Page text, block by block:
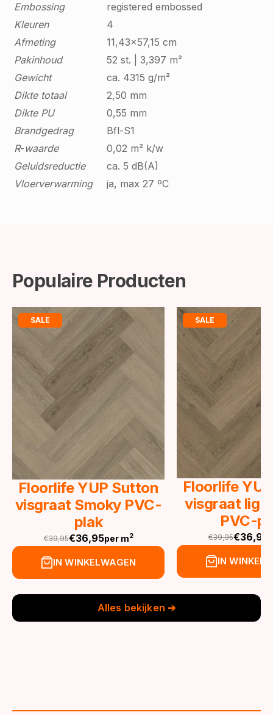
Embossing
registered embossed
Kleuren
4
Afmeting
11,43x57,15 cm
Pakinhoud
52 st. | 3,397 m²
Gewicht
ca. 4315 g/m²
Dikte totaal
2,50 mm
Dikte PU
0,55 mm
Brandgedrag
Bfl-S1
R-waarde
0,02 m² k/w
Geluidsreductie
ca. 5 dB(A)
Vloerverwarming
ja, max 27 ºC
Populaire Producten
SALE
Floorlife YUP Sutton
visgraat Smoky PVC-
plak
€39,95
Oorspronkelijke
prijs
€36,95
Huidige
prijs
per m2
IN WINKELWAGEN
SALE
Floorlife
visgraat
PVC-
€39,95
prijs
€36,95
Huidige
prijs
IN
Alles bekijken ➔